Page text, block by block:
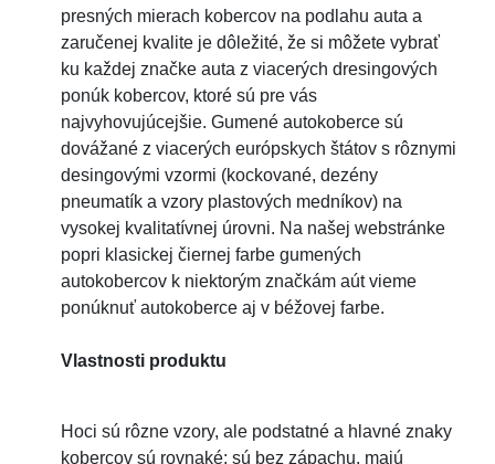
presných mierach kobercov na podlahu auta a
zaručenej kvalite je dôležité, že si môžete vybrať
ku každej značke auta z viacerých dresingových
ponúk kobercov, ktoré sú pre vás
najvyhovujúcejšie. Gumené autokoberce sú
dovážané z viacerých európskych štátov s rôznymi
desingovými vzormi (kockované, dezény
pneumatík a vzory plastových medníkov) na
vysokej kvalitatívnej úrovni. Na našej webstránke
popri klasickej čiernej farbe gumených
autokobercov k niektorým značkám aút vieme
ponúknuť autokoberce aj v béžovej farbe.
Vlastnosti produktu
Hoci sú rôzne vzory, ale podstatné a hlavné znaky
kobercov sú rovnaké: sú bez zápachu, majú